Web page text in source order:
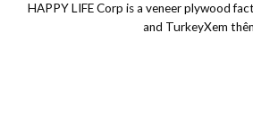
HAPPY LIFE Corp is a veneer plywood
and TurkeyXem